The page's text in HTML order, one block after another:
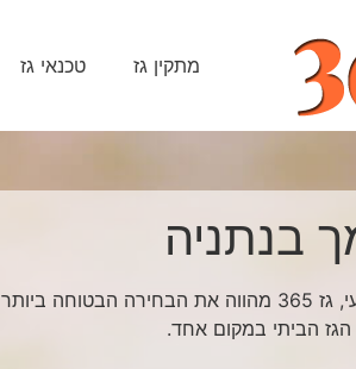
מתקין גז טכנאי גז
בנתניה
עם ניסיון עשיר ושירות אדיב ומקצועי, גז 365 מהווה את הבחירה הבטוחה ביותר